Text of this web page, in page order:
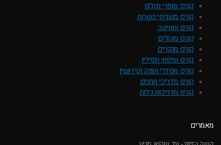
קורס סופרי סת"ם
קורס משגיחי כשרות
קורס שחיטה
קורס מוהלים
קורס מנקרים
קורס שיפוץ תפילין
קורס מסדרי חופה וקידושין
קורס מדריכי חתנים
קורס מדריכות כלות
מאמרים